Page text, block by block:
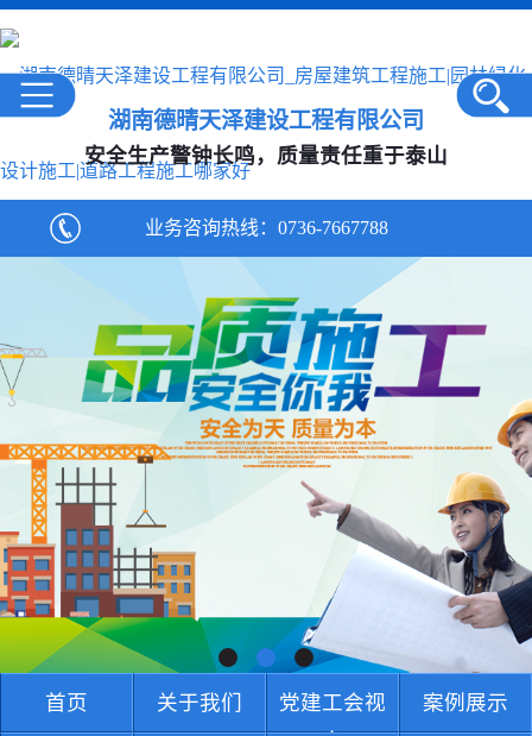
湖南德晴天泽建设工程有限公司
安全生产警钟长鸣，质量责任重于泰山
业务咨询热线： 0736-7667788
首页 关于我们
党建工会视
案例展示